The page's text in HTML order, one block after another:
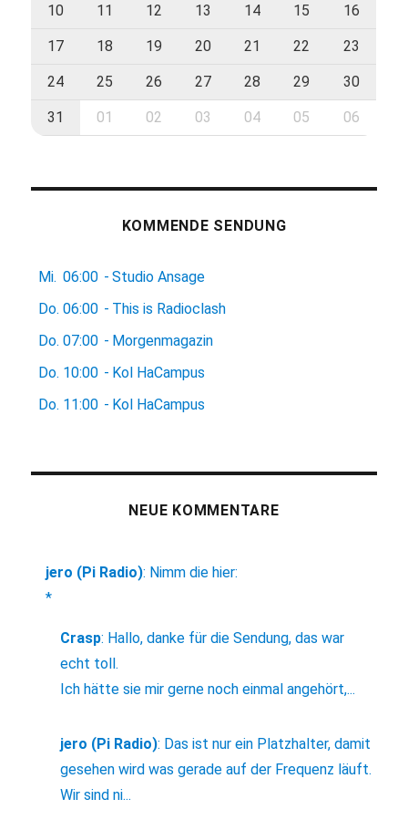
10 11 12 13 14 15 16
17 18 19 20 21 22 23
24 25 26 27 28 29 30
31 01 02 03 04 05 06
KOMMENDE SENDUNG
Mi. 06:00 - Studio Ansage
Do. 06:00 - This is Radioclash
Do. 07:00 - Morgenmagazin
Do. 10:00 - Kol HaCampus
Do. 11:00 - Kol HaCampus
NEUE KOMMENTARE
jero (Pi Radio): Nimm die hier:
*
Crasp: Hallo, danke für die Sendung, das war
echt toll.
Ich hätte sie mir gerne noch einmal angehört,...
jero (Pi Radio): Das ist nur ein Platzhalter, damit
gesehen wird was gerade auf der Frequenz läuft.
Wir sind ni...